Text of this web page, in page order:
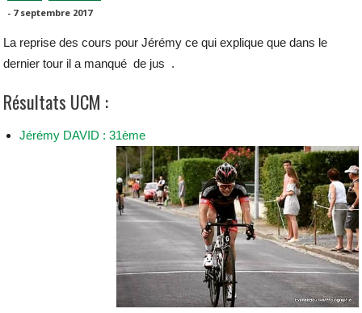
- 7 septembre 2017
La reprise des cours pour Jérémy ce qui explique que dans le
dernier tour il a manqué de jus .
Résultats UCM :
Jérémy DAVID : 31ème